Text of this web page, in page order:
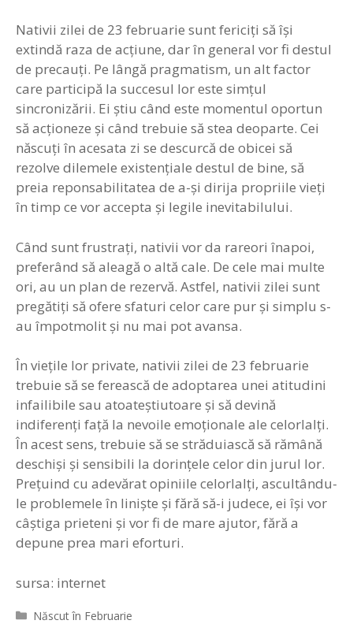
Nativii zilei de 23 februarie sunt fericiţi să îşi
extindă raza de acţiune, dar în general vor fi destul
de precauţi. Pe lângă pragmatism, un alt factor
care participă la succesul lor este simţul
sincronizării. Ei ştiu când este momentul oportun
să acţioneze şi când trebuie să stea deoparte. Cei
născuţi în acesata zi se descurcă de obicei să
rezolve dilemele existenţiale destul de bine, să
preia reponsabilitatea de a-şi dirija propriile vieţi
în timp ce vor accepta şi legile inevitabilului.
Când sunt frustraţi, nativii vor da rareori înapoi,
preferând să aleagă o altă cale. De cele mai multe
ori, au un plan de rezervă. Astfel, nativii zilei sunt
pregătiţi să ofere sfaturi celor care pur şi simplu s-
au împotmolit şi nu mai pot avansa.
În vieţile lor private, nativii zilei de 23 februarie
trebuie să se ferească de adoptarea unei atitudini
infailibile sau atoateştiutoare şi să devină
indiferenţi faţă la nevoile emoţionale ale celorlalţi.
În acest sens, trebuie să se străduiască să rămână
deschişi şi sensibili la dorinţele celor din jurul lor.
Preţuind cu adevărat opiniile celorlalţi, ascultându-
le problemele în linişte şi fără să-i judece, ei îşi vor
câştiga prieteni şi vor fi de mare ajutor, fără a
depune prea mari eforturi.
sursa: internet
Categorii
Născut în Februarie